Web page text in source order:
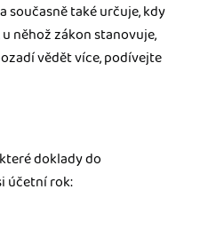
současně také určuje, kdy
něhož zákon stanovuje,
vědět více, podívejte
doklady do
účetní rok: